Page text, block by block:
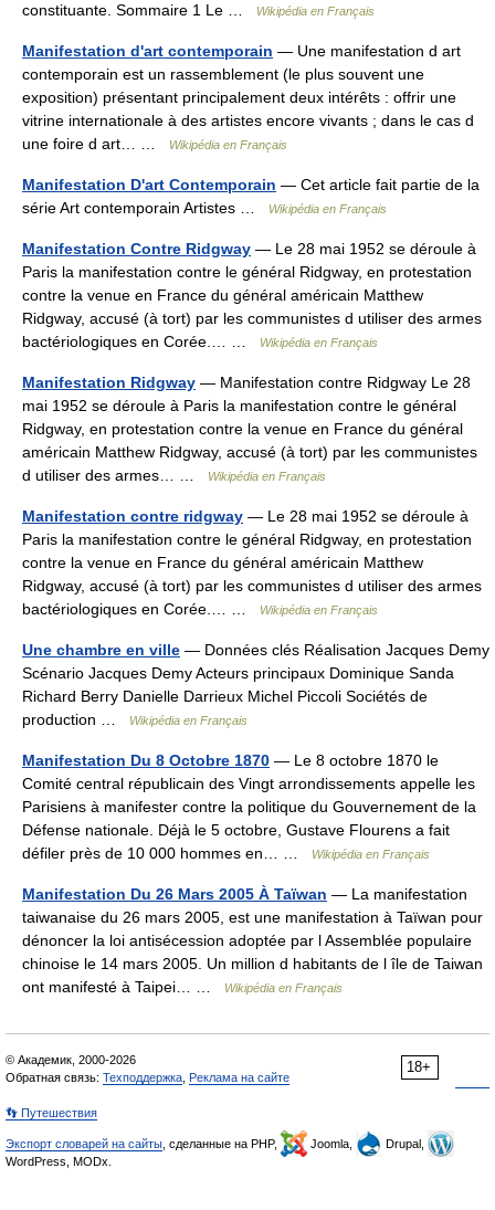
constituante. Sommaire 1 Le …
Wikipédia en Français
Manifestation d'art contemporain — Une manifestation d art
contemporain est un rassemblement (le plus souvent une
exposition) présentant principalement deux intérêts : offrir une
vitrine internationale à des artistes encore vivants ; dans le cas d
une foire d art… …
Wikipédia en Français
Manifestation D'art Contemporain — Cet article fait partie de la
série Art contemporain Artistes …
Wikipédia en Français
Manifestation Contre Ridgway — Le 28 mai 1952 se déroule à
Paris la manifestation contre le général Ridgway, en protestation
contre la venue en France du général américain Matthew
Ridgway, accusé (à tort) par les communistes d utiliser des armes
bactériologiques en Corée.… …
Wikipédia en Français
Manifestation Ridgway — Manifestation contre Ridgway Le 28
mai 1952 se déroule à Paris la manifestation contre le général
Ridgway, en protestation contre la venue en France du général
américain Matthew Ridgway, accusé (à tort) par les communistes
d utiliser des armes… …
Wikipédia en Français
Manifestation contre ridgway — Le 28 mai 1952 se déroule à
Paris la manifestation contre le général Ridgway, en protestation
contre la venue en France du général américain Matthew
Ridgway, accusé (à tort) par les communistes d utiliser des armes
bactériologiques en Corée.… …
Wikipédia en Français
Une chambre en ville — Données clés Réalisation Jacques Demy
Scénario Jacques Demy Acteurs principaux Dominique Sanda
Richard Berry Danielle Darrieux Michel Piccoli Sociétés de
production …
Wikipédia en Français
Manifestation Du 8 Octobre 1870 — Le 8 octobre 1870 le
Comité central républicain des Vingt arrondissements appelle les
Parisiens à manifester contre la politique du Gouvernement de la
Défense nationale. Déjà le 5 octobre, Gustave Flourens a fait
défiler près de 10 000 hommes en… …
Wikipédia en Français
Manifestation Du 26 Mars 2005 À Taïwan — La manifestation
taiwanaise du 26 mars 2005, est une manifestation à Taïwan pour
dénoncer la loi antisécession adoptée par l Assemblée populaire
chinoise le 14 mars 2005. Un million d habitants de l île de Taiwan
ont manifesté à Taipei… …
Wikipédia en Français
18+
© Академик, 2000-2026
Обратная связь: Техподдержка Реклама на сайте
👣 Путешествия
Экспорт словарей на сайты , сделанные на PHP, Joomla,
Drupal,
WordPress, MODx.